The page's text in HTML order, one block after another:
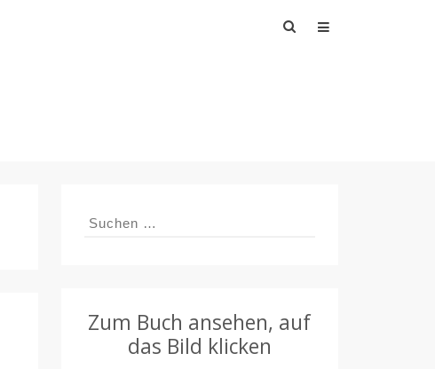
Suchen
Suchen
Zum Buch ansehen, auf
das Bild klicken